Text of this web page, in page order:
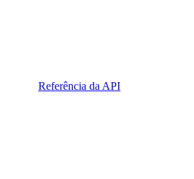
Referência da API